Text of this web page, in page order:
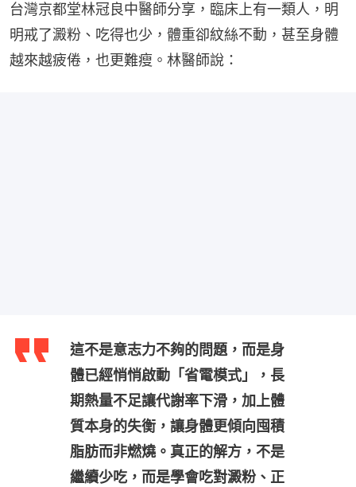
台灣京都堂林冠良中醫師分享，臨床上有一類人，明
明戒了澱粉、吃得也少，體重卻紋絲不動，甚至身體
越來越疲倦，也更難瘦。林醫師說：
這不是意志力不夠的問題，而是身
體已經悄悄啟動「省電模式」，長
期熱量不足讓代謝率下滑，加上體
質本身的失衡，讓身體更傾向囤積
脂肪而非燃燒。真正的解方，不是
繼續少吃，而是學會吃對澱粉、正